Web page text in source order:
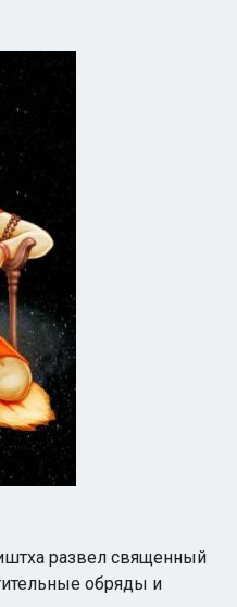
развел священный
обряды и